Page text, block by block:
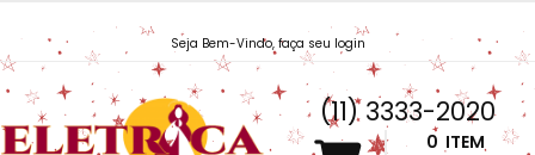
Seja Bem-Vindo, faça seu login
Vendas@EletricaSantaIfigenia.com.br
(11) 3333-2020
0 ITEM